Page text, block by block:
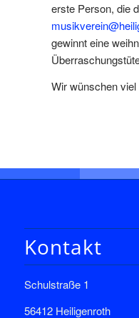
erste Person, die
gewinnt eine
Wir wünschen
Kontakt
Schulstraße 1
56412 Heiligenroth